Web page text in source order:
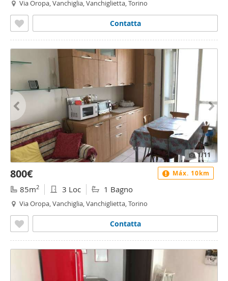
Via Oropa, Vanchiglia, Vanchiglietta, Torino
Contatta
1/11
800€
85m2 3 Loc 1 Bagno
Via Oropa, Vanchiglia, Vanchiglietta, Torino
Contatta
Máx. 10km